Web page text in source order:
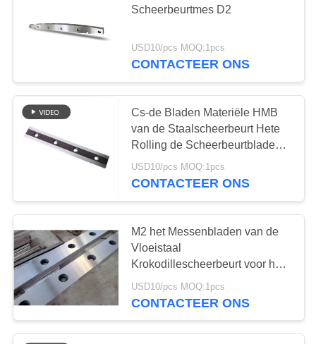
GEVALLEN
EEN
OFFERTE
SITEMAP
PRIVACYBELEID
Scheerbeurtmes D2
USD10/pcs MOQ:1pcs
CONTACTEER ONS
Cs-de Bladen Materiële HMB
van de Staalscheerbeurt Hete
Rolling de Scheerbeurtbladen
van de Staalijzerbewerker
USD10/pcs MOQ:1pcs
CONTACTEER ONS
M2 het Messenbladen van de
Vloeistaal
Krokodillescheerbeurt voor het
Scheren van Machine
Industrieel Mes
USD10/pcs MOQ:1pcs
CONTACTEER ONS